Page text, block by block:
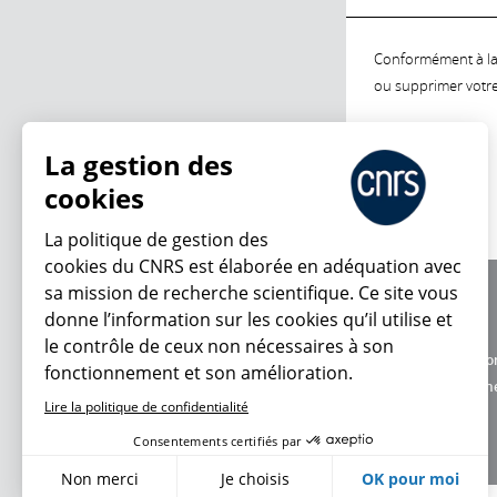
Conformément à
ou supprimer
Charte
Données
La gestion des
cookies
La politique de gestion des
cookies du CNRS est élaborée en adéquation avec
sa mission de recherche scientifique. Ce site vous
donne l’information sur les cookies qu’il utilise et
le contrôle de ceux non nécessaires à son
fonctionnement et son amélioration.
Lire la politique de confidentialité
Consentements certifiés par
Non merci Je choisis OK pour moi